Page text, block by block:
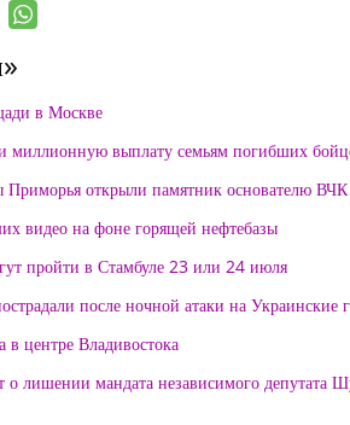
в Москве
миллионную выплату семьям погибших
Приморья открыли памятник основателю
видео на фоне горящей нефтебазы
пройти в Стамбуле 23 или 24 июля
после ночной атаки на Украинские
в центре Владивостока
о лишении мандата независимого депутата